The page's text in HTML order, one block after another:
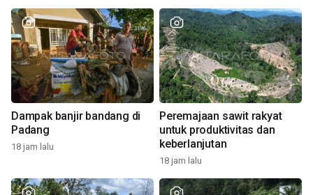
Dampak banjir bandang di
Padang
18 jam lalu
Peremajaan sawit rakyat
untuk produktivitas dan
keberlanjutan
18 jam lalu